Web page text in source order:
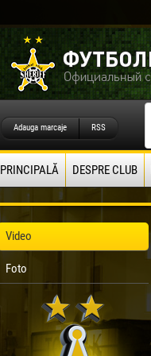
Adauga marcaje RSS
PRINCIPALĂ DESPRE CLUB
Video
Foto